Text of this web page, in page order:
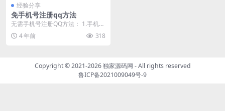
经验分享
免手机号注册qq方法
无需手机号注册QQ方法： 1.手机搜
索下载“TIM微信登录->然后点我
的-...4 年前 318
Copyright © 2021-2026独家源码网 - All rights reserved
鲁ICP备2021009049号-9